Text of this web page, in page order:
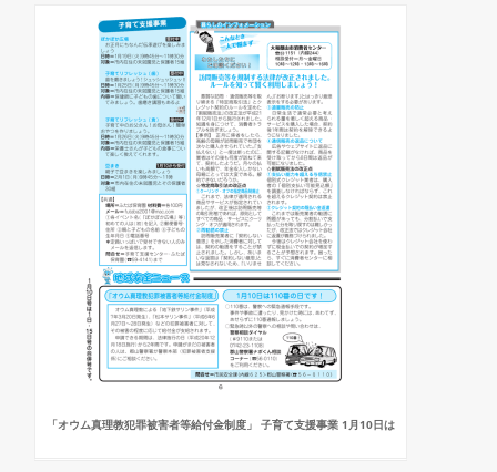
「オウム真理教犯罪被害者等給付金制度」 子育て支援事業 1月10日は